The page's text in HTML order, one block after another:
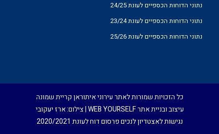
נתוני הדוחות הכספיים לעונת 24/25
נתוני הדוחות הכספיים לעונת 23/24
נתוני הדוחות הכספיים לעונת 25/26
כל הזכויות שמורות לאתר עירוני איתוראן קריית שמונה
עיצוב ובניית אתרWEB YOURSELF| צילום:ארז יעקובי
נגישות לאצטדיון לנכיםפרסום דוח לעונת 2020/2021